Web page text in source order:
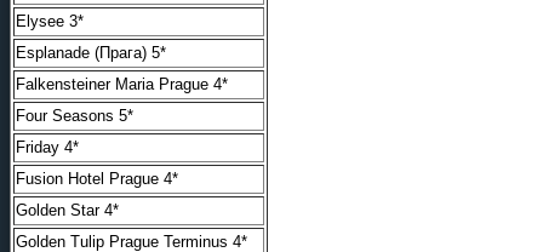
Elysee 3*
Esplanade (Прага) 5*
Falkensteiner Maria Prague 4*
Four Seasons 5*
Friday 4*
Fusion Hotel Prague 4*
Golden Star 4*
Golden Tulip Prague Terminus 4*